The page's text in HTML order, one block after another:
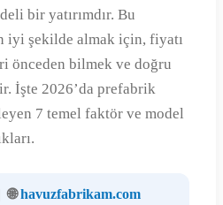
bir yatırımdır. Bu
iyi şekilde almak için, fiyatı
önceden bilmek ve doğru
İşte 2026’da prefabrik
7 temel faktör ve model
🌐havuzfabrikam.com